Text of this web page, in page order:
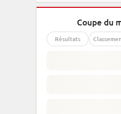
Coupe du
Résultats